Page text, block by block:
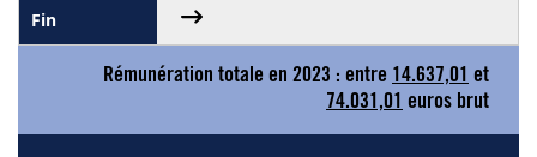
Rémunération totale en 2023 : entre 14.637,01 et
74.031,01 euros brut